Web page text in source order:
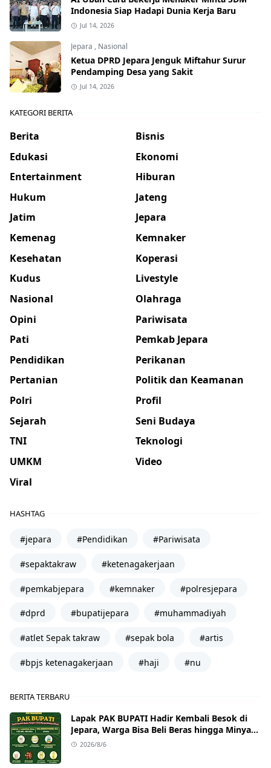
Indonesia Siap Hadapi Dunia Kerja Baru
Jul 14, 2026
Jepara , Nasional
Ketua DPRD Jepara Jenguk Miftahur Surur
Pendamping Desa yang Sakit
Jul 14, 2026
KATEGORI BERITA
Berita
Bisnis
Edukasi
Ekonomi
Entertainment
Hiburan
Hukum
Jateng
Jatim
Jepara
Kemenag
Kemnaker
Kesehatan
Koperasi
Kudus
Livestyle
Nasional
Olahraga
Opini
Pariwisata
Pati
Pemkab Jepara
Pendidikan
Perikanan
Pertanian
Politik dan Keamanan
Polri
Profil
Sejarah
Seni Budaya
TNI
Teknologi
UMKM
Video
Viral
HASHTAG
#jepara #Pendidikan #Pariwisata
#sepaktakraw #ketenagakerjaan
#pemkabjepara #kemnaker #polresjepara
#dprd #bupatijepara #muhammadiyah
#atlet Sepak takraw #sepak bola #artis
#bpjs ketenagakerjaan #haji #nu
BERITA TERBARU
Lapak PAK BUPATI Hadir Kembali Besok di
Jepara, Warga Bisa Beli Beras hingga Minyak
Goreng dengan Harga Terjangkau
2026/8/6